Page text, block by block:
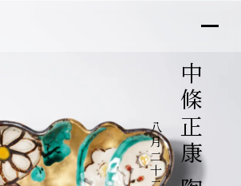
中條正康 陶展